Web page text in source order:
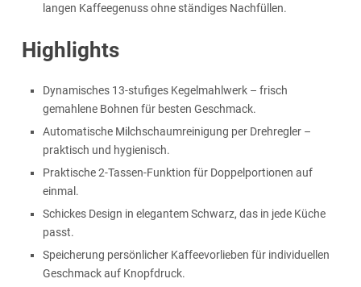
langen Kaffeegenuss ohne ständiges Nachfüllen.
Highlights
Dynamisches 13-stufiges Kegelmahlwerk – frisch
gemahlene Bohnen für besten Geschmack.
Automatische Milchschaumreinigung per Drehregler –
praktisch und hygienisch.
Praktische 2-Tassen-Funktion für Doppelportionen auf
einmal.
Schickes Design in elegantem Schwarz, das in jede Küche
passt.
Speicherung persönlicher Kaffeevorlieben für individuellen
Geschmack auf Knopfdruck.